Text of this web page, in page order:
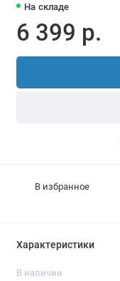
На складе
6 399 р.
В избранное
Характеристики
В наличии